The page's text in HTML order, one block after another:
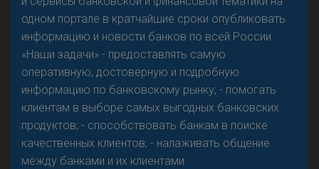
одном портале в кратчайшие сроки опубликовать
информацию и новости банков по всей России.
«Наши задачи» - предоставлять самую
оперативную, достоверную и подробную
информацию по банковскому рынку; - помогать
клиентам в выборе самых выгодных банковских
продуктов; - способствовать банкам в поиске
качественных клиентов; - налаживать общение
между банками и их клиентами.